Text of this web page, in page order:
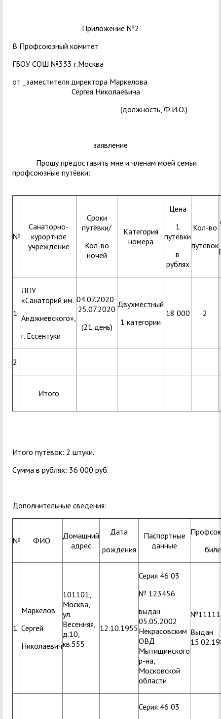
Приложение №2
В Профсоюзный комитет
ГБОУ СОШ №333 г.Москва
от _заместителя директора Маркелова
Сергея Николаевича
(должность, Ф.И.О.)
заявление
Прошу предоставить мне и членам моей семьи
профсоюзные путёвки:
№
Санаторно-
курортное
учреждение
Сроки
путёвки/
Кол-во
ночей
Категория
номера
Цена
1
путёвки
в
рублях
Кол-во
путёвок
1
ЛПУ
«Санаторий им.
Анджиевского»,
г. Ессентуки
04.07.2020-
25.07.2020
(21 день)
Двухместный
1 категории
18 000 2
2
Итого
Итого путёвок: 2 штуки.
Сумма в рублях: 36 000 руб.
Дополнительные сведения:
№ ФИО
Домашний
адрес
Дата
рождения
Паспортные
данные
1
Маркелов
Сергей
Николаевич
101101,
Москва,
ул.
Весенняя,
д.10,
кв.555
12.10.1955
Серия 46 03
№ 123456
выдан
05.05.2002
Некрасовским
ОВД
Мытищинского
р-на,
Московской
области
Выдан
Серия 46 03